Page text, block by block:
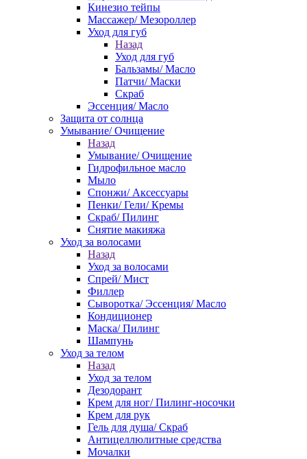
Кинезио тейпы
Массажер/ Мезороллер
Уход для губ
Назад
Уход для губ
Бальзамы/ Масло
Патчи/ Маски
Скраб
Эссенция/ Масло
Защита от солнца
Умывание/ Очищение
Назад
Умывание/ Очищение
Гидрофильное масло
Мыло
Спонжи/ Аксессуары
Пенки/ Гели/ Кремы
Скраб/ Пилинг
Снятие макияжа
Уход за волосами
Назад
Уход за волосами
Спрей/ Мист
Филлер
Сыворотка/ Эссенция/ Масло
Кондиционер
Маска/ Пилинг
Шампунь
Уход за телом
Назад
Уход за телом
Дезодорант
Крем для ног/ Пилинг-носочки
Крем для рук
Гель для душа/ Скраб
Антицеллюлитные средства
Мочалки